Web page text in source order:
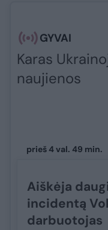
GYVAI
Karas
naujienos
prieš 4 val. 49 min.
Aiškėja
incidentą
darbuotojas